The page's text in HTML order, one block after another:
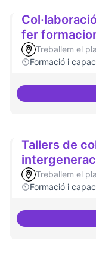
fer
Treballem el
Formació i
Tallers de
Treballem el
Formació i